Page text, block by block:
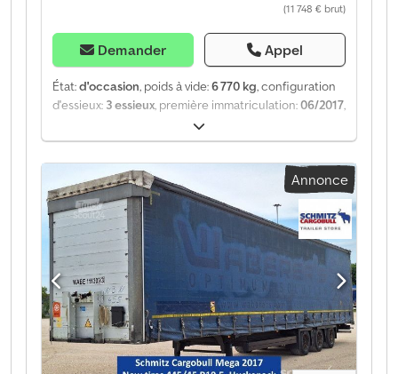
(11 748 € brut)
Demander Appel
État:d'occasion, poids à vide:6 770 kg, configuration
d'essieux: 3 essieux, première immatriculation:06/2017,
, Année de construction:
d'engrenage:mécanique, Équipement:ABS, Poids à
vide : 6 770 kg, suspension pneumatique, protection
arrière anti-encastrement, système de freinage
électronique (EBS), prises 1x15 et 2x7 pôles, système
antispray. Retrouvez un aperçu de tous les véhicules
disponibles sur notre site web. Besoin d'un
financement ? Nous proposons des solutions de
financement personnalisées, des contrats de service
complet et des services télématiques. Nous serons
heureux de vous conseiller personnellement. Dcsdpfx
Abeztgxwemjk
Annonce